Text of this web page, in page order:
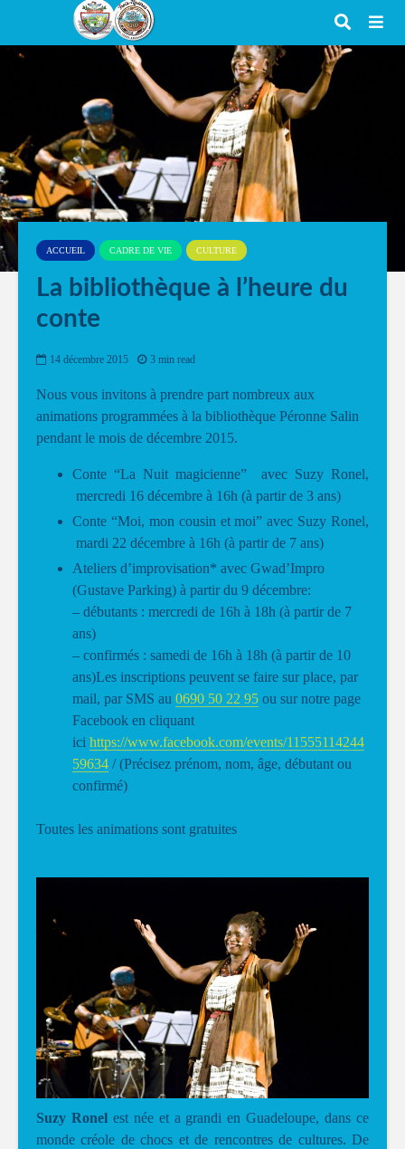
ACCUEIL CADRE DE VIE CULTURE
La bibliothèque à l’heure du
conte
14 décembre 2015 3 min read
Nous vous invitons à prendre part nombreux aux
animations programmées à la bibliothèque Péronne Salin
pendant le mois de décembre 2015.
Conte “La Nuit magicienne” avec Suzy Ronel,
mercredi 16 décembre à 16h (à partir de 3 ans)
Conte “Moi, mon cousin et moi” avec Suzy Ronel,
mardi 22 décembre à 16h (à partir de 7 ans)
Ateliers d’improvisation* avec Gwad’Impro
(Gustave Parking) à partir du 9 décembre:
– débutants : mercredi de 16h à 18h (à partir de 7
ans)
– confirmés : samedi de 16h à 18h (à partir de 10
ans)Les inscriptions peuvent se faire sur place, par
mail, par SMS au 0690 50 22 95 ou sur notre page
Facebook en cliquant
ici https://www.facebook.com/events/11555114244
59634 / (Précisez prénom, nom, âge, débutant ou
confirmé)
Toutes les animations sont gratuites
Suzy Ronelest née et a grandi en Guadeloupe, dans ce
monde créole de chocs et de rencontres de cultures. De